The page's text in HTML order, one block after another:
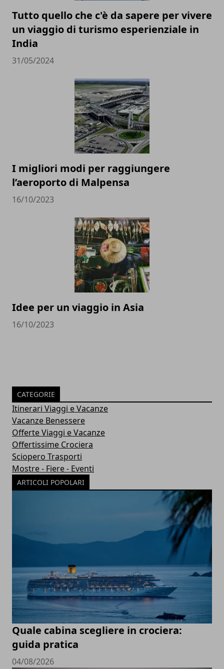
Tutto quello che c'è da sapere per vivere
un viaggio di turismo esperienziale in
India
31/05/2024
I migliori modi per raggiungere
l’aeroporto di Malpensa
16/10/2023
Idee per un viaggio in Asia
16/10/2023
CATEGORIE
Itinerari Viaggi e Vacanze
Vacanze Benessere
Offerte Viaggi e Vacanze
Offertissime Crociera
Sciopero Trasporti
Mostre - Fiere - Eventi
ARTICOLI POPOLARI
Quale cabina scegliere in crociera:
guida pratica
04/08/2026